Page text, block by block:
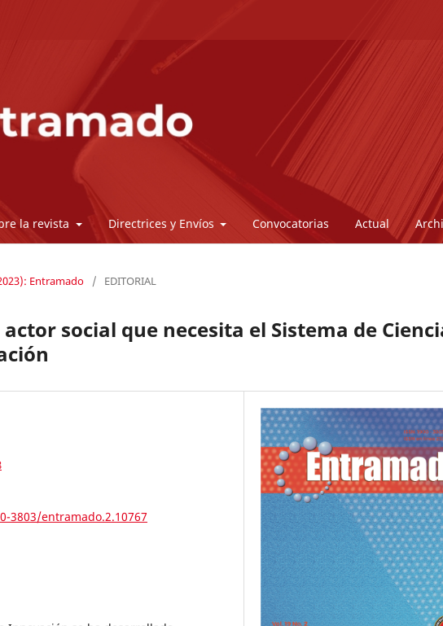
la revista Directrices y Envíos Convocatorias Actual
Entramado / EDITORIAL
social que necesita el Sistema de
3803/entramado.2.10767